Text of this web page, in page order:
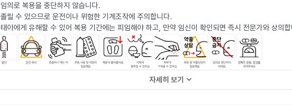
임의로 복용을 중단하지 않습니다.
졸릴 수 있으므로 운전이나 위험한 기계조작에 주의합니다.
태아에게 유해할 수 있어 복용 기간에는 피임해야 하고, 만약 임신이 확인되면 즉시 전문가와 상의
자세히 보기 keyboard_arrow_down